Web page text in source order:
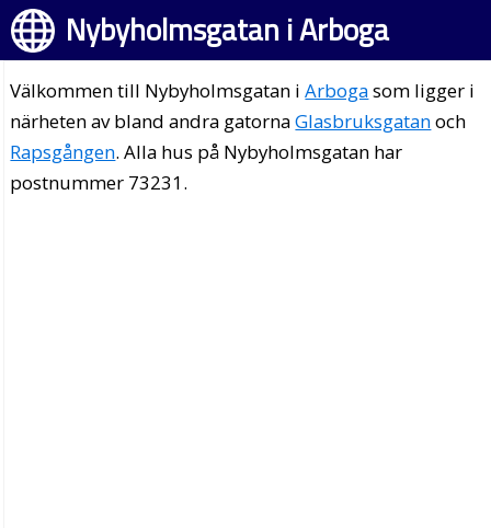
Nybyholmsgatan i Arboga
Välkommen till Nybyholmsgatan iArbogasom ligger i
närheten av bland andra gatornaGlasbruksgatanoch
Rapsgången. Alla hus på Nybyholmsgatan har
postnummer 73231.